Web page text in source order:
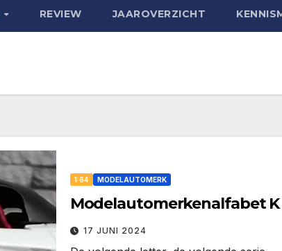
REVIEW JAAROVERZICHT
1:64 MODELAUTOMERK
Modelautomerkenalfabet K
17 JUNI 2024